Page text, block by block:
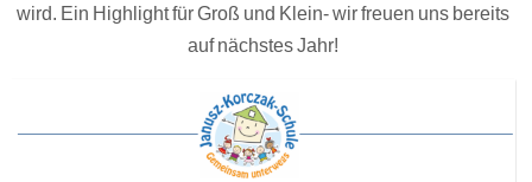
wird. Ein Highlight für Groß und Klein- wir freuen uns bereits
auf nächstes Jahr!